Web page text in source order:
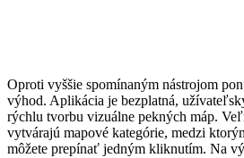
Oproti vyššie spomínaným nástrojom
výhod. Aplikácia je bezplatná,
rýchlu tvorbu vizuálne pekných máp.
vytvárajú mapové kategórie, medzi
môžete prepínať jedným kliknutím. Na